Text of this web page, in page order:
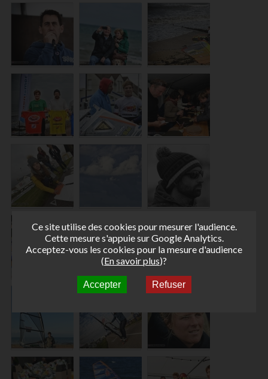
Ce site utilise des cookies pour mesurer l'audience.
Cette mesure s'appuie sur Google Analytics.
Acceptez-vous les cookies pour la mesure d'audience
(En savoir plus)?
Accepter Refuser